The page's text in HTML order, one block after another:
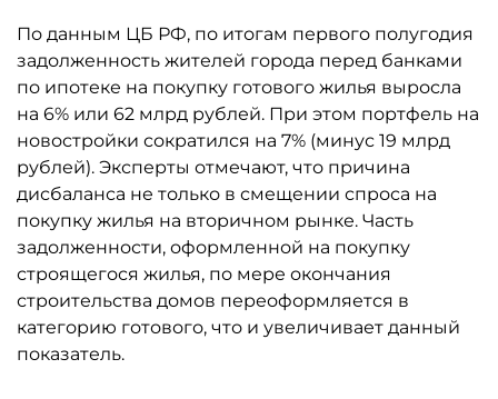
По данным ЦБ РФ, по итогам первого полугодия
задолженность жителей города перед банками
по ипотеке на покупку готового жилья выросла
на 6% или 62 млрд рублей. При этом портфель на
новостройки сократился на 7% (минус 19 млрд
рублей). Эксперты отмечают, что причина
дисбаланса не только в смещении спроса на
покупку жилья на вторичном рынке. Часть
задолженности, оформленной на покупку
строящегося жилья, по мере окончания
строительства домов переоформляется в
категорию готового, что и увеличивает данный
показатель.